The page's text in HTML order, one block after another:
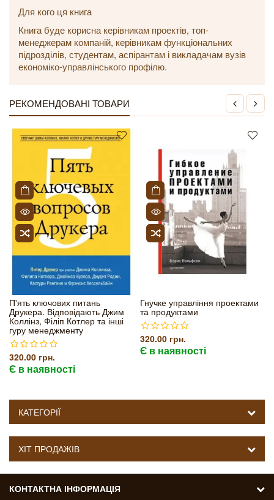
Для кого ця книга
Книга буде корисна керівникам проектів, топ-
менеджерам компаній, керівникам функціональних
підрозділів, студентам, аспірантам і викладачам вузів
економіко-управлінського профілю.
РЕКОМЕНДОВАНІ ТОВАРИ
П'ять ключових питань
Друкера. Відповідають Джим
Коллінз, Філіп Котлер та інші
гуру менеджменту
320.00 грн.
Є в наявності
Гнучке управління проектами
та продуктами
320.00 грн.
Є в наявності
КАТЕГОРІЇ
ХІТ ПРОДАЖІВ
КОНТАКТНА ІНФОРМАЦІЯ